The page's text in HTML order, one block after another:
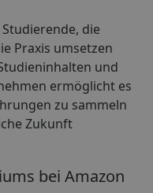
die
Praxis umsetzen
und
ermöglicht es
zu sammeln
Zukunft
bei Amazon